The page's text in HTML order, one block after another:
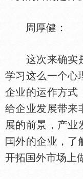
周厚健：
这次来确实是
学习这么一个心
企业的运作方式
给企业发展带来
展的前景，产业
外的企业，了
开拓
外市场上